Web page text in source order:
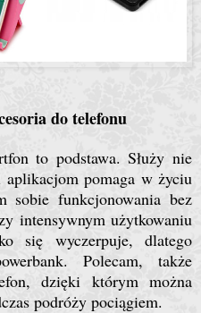
do telefonu
to podstawa. Służy nie
pomaga w życiu
sobie funkcjonowania bez
intensywnym użytkowaniu
się wyczerpuje, dlatego
Polecam, także
dzięki którym można
podróży pociągiem.